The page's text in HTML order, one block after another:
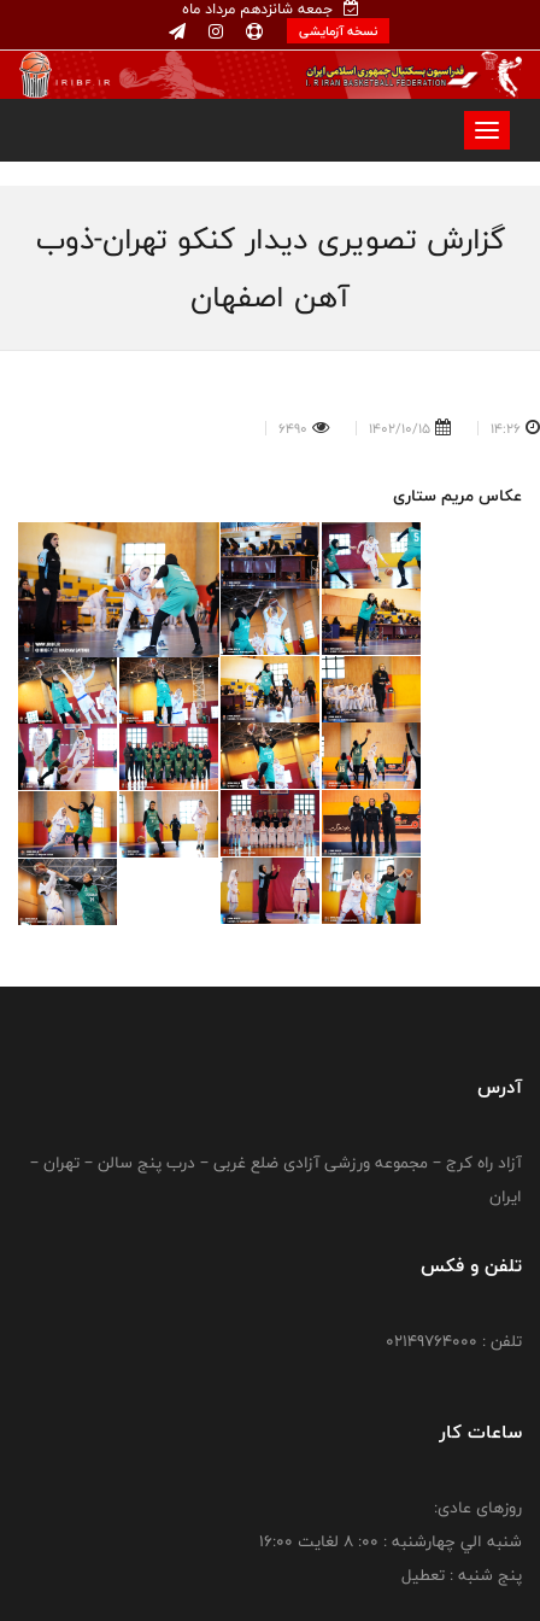
جمعه شانزدهم مرداد ماه
نسخه آزمایشی
گزارش تصویری دیدار کنکو تهران-ذوب
آهن اصفهان
14:26
1402/10/15
6490
عکاس مریم ستاری
آدرس
آزاد راه کرج – مجموعه ورزشی آزادی ضلع غربی – درب پنج سالن – تهران –
ایران
تلفن و فکس
تلفن : 02149764000
ساعات کار
روزهای عادی:
شنبه الي چهارشنبه : 00: 8 لغايت 16:00
پنج شنبه : تعطیل